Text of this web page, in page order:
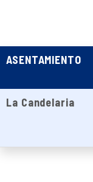
ASENTAMIENTO
La Candelaria